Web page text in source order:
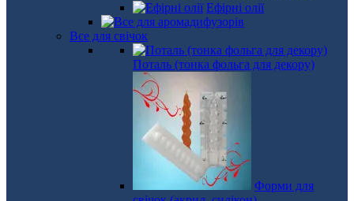
Ефірні олії
Все для свічок
Поталь (тонка фольга для декору)
Форми для